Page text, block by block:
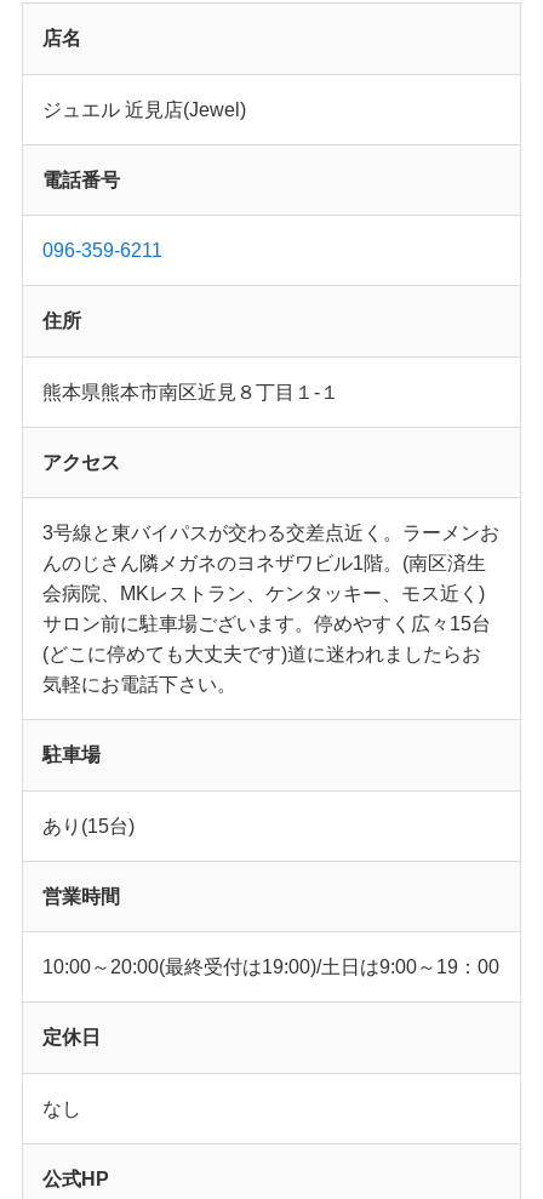
店名
ジュエル 近見店(Jewel)
電話番号
096-359-6211
住所
熊本県熊本市南区近見８丁目１-１
アクセス
3号線と東バイパスが交わる交差点近く。ラーメンお
んのじさん隣メガネのヨネザワビル1階。(南区済生
会病院、MKレストラン、ケンタッキー、モス近く)
サロン前に駐車場ございます。停めやすく広々15台
(どこに停めても大丈夫です)道に迷われましたらお
気軽にお電話下さい。
駐車場
あり(15台)
営業時間
10:00～20:00(最終受付は19:00)/土日は9:00～19：00
定休日
なし
公式HP